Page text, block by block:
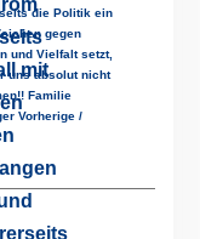
die Politik ein
gegen
und Vielfalt setzt,
uns absolut nicht
Familie
Vorherige /